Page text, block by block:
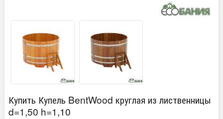
Купить Купель BentWood круглая из лиственницы
d=1,50 h=1,10